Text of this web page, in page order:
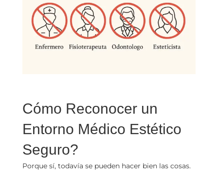
Cómo Reconocer un
Entorno Médico Estético
Seguro?
Porque sí, todavía se pueden hacer bien las cosas.